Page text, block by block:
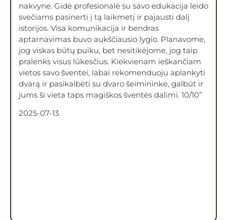
nakvyne. Gidė profesionalė su savo edukacija leido
svečiams pasinerti į tą laikmetį ir pajausti dalį
istorijos. Visa komunikacija ir bendras
aptarnavimas buvo aukščiausio lygio. Planavome,
jog viskas būtų puiku, bet nesitikėjome, jog taip
pralenks visus lūkesčius. Kiekvienam ieškančiam
vietos savo šventei, labai rekomenduoju aplankyti
dvarą ir pasikalbėti su dvaro šeimininke, galbūt ir
jums ši vieta taps magiškos šventės dalimi. 10/10”
2025-07-13